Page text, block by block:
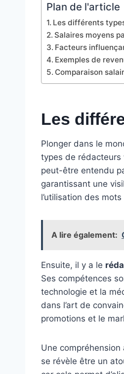
Plan de l'article
Les différents
Salaires moyens
Facteurs
Exemples de
Comparaison
Les
Plonger dans le
types de rédacteurs
peut-être entendu
garantissant une
l’utilisation des mots
A lire également:
Ensuite, il y a le
Ses compétences
technologie et la
dans l’art de
promotions et le
Une
se révèle être un